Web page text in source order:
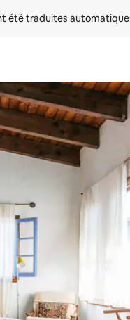
été traduites
bas pour les parcourir